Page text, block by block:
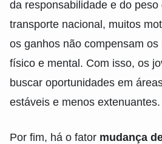
da responsabilidade e do peso
transporte nacional, muitos
os ganhos não compensam
físico e mental. Com isso, os
buscar oportunidades em
estáveis e menos extenuantes.
Por fim, há o fator mudança